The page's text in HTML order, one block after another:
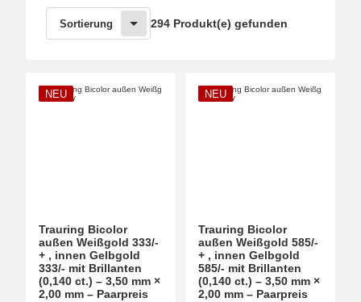
Sortierung 294 Produkt(e) gefunden
NEU
Trauring Bicolor
außen Weißgold 333/-
+ , innen Gelbgold
333/- mit Brillanten
(0,140 ct.) – 3,50 mm ×
2,00 mm – Paarpreis
NEU
Trauring Bicolor
außen Weißgold 585/-
+ , innen Gelbgold
585/- mit Brillanten
(0,140 ct.) – 3,50 mm ×
2,00 mm – Paarpreis